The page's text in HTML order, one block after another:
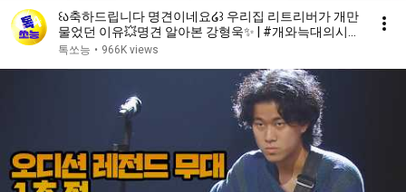
꒰ა축하드립니다 명견이네요໒꒱ 우리집 리트리버가 개만
물었던 이유💥명견 알아본 강형욱✨ | #개와늑대의시간
2 6회
톡쏘능 • 966K views